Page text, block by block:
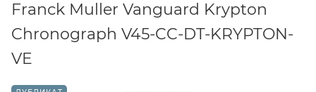
Franck Muller Vanguard Krypton
Chronograph V45-CC-DT-KRYPTON-
VE